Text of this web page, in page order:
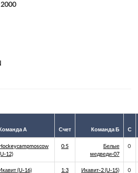
А Счет Команда Б С
12)
0:5
Белые
медведи-07
0
(U-16) 1:3 Икавит-2 (U-15) 0